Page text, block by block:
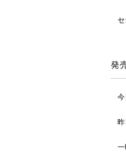
セ
発
今
昨
一